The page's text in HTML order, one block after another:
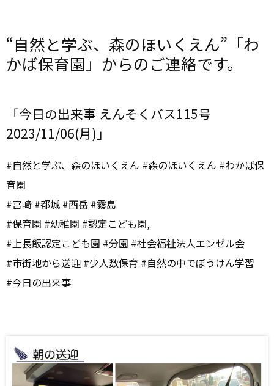
“自然と学ぶ、森のほいくえん”「わ
かば保育園」からのご連絡です。
「今日の出来事 えんそくバス115号
2023/11/06(月)」
#自然と学ぶ、森のほいくえん #森のほいくえん #わかば保
育園
#宮崎 #都城 #西岳 #霧島
#保育園 #幼稚園 #認定こども園,
#上長飯認定こども園 #分園 #社会福祉法人エンゼル会
#市街地から送迎 #少人数保育 #自然の中でぼうけん学習
#今日の出来事